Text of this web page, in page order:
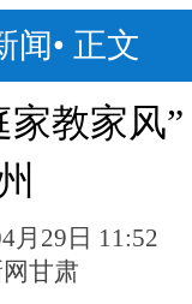
闻• 正文
家教家风
月29日 11:52
甘肃